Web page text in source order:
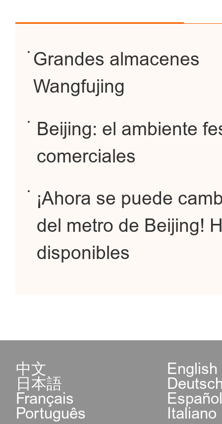
Grandes almacenes
Wangfujing
Beijing: el ambiente
comerciales
¡Ahora se puede
del metro de Beijing!
disponibles
中文 English
日本語
Français
Português Italiano